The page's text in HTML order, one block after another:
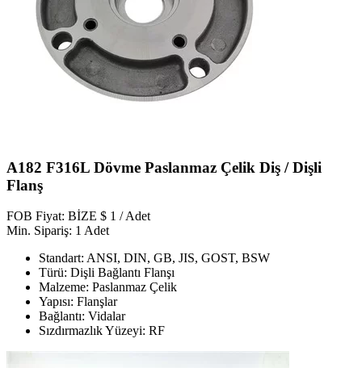
A182 F316L Dövme Paslanmaz Çelik Diş / Dişli
Flanş
FOB Fiyat: BİZE $ 1 / Adet
Min. Sipariş: 1 Adet
Standart: ANSI, DIN, GB, JIS, GOST, BSW
Türü: Dişli Bağlantı Flanşı
Malzeme: Paslanmaz Çelik
Yapısı: Flanşlar
Bağlantı: Vidalar
Sızdırmazlık Yüzeyi: RF